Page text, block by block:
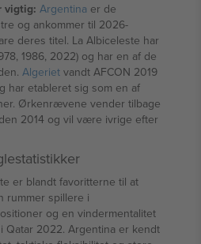
vigtig: Argentina er de
og ankommer til 2026-
deres titel. La Albiceleste har
1986, 2022) og har en af de
Algeriet vandt AFCON 2019
har etableret sig som en af
Ørkenrævene vender tilbage
2014 og vil være ivrige efter
er blandt favoritterne til at
rummer spillere i
og en vindermentalitet
Qatar 2022. Argentina er kendt